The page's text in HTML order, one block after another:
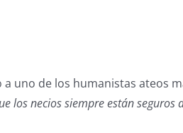
uno de los humanistas ateos
los necios siempre están